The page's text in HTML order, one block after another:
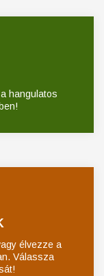
hangulatos
élvezze a
Válassza